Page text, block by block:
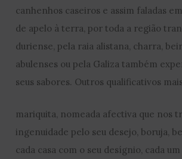
canhenhos caseiros e assim faladas
de apelo à terra, por toda a região
duriense, pela raia alistana, charra,
abulenses ou pela Galiza também
seus sabores. Outros qualificativos
mariquita, nomeada afectiva que nos
ingenuidade pelo seu desejo, boruja,
cada casa com o seu desígnio, cada